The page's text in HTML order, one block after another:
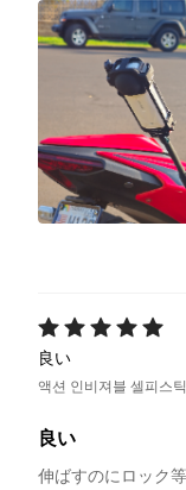
良い
액션 인비져블 셀피스틱
良い
伸ばすのにロック